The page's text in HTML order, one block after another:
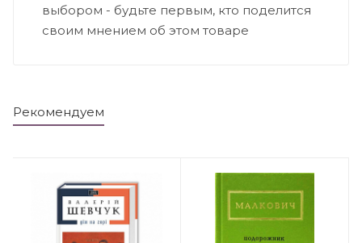
выбором - будьте первым, кто поделится
своим мнением об этом товаре
Рекомендуем